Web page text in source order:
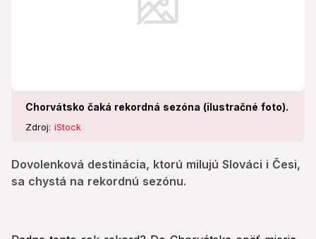
Chorvátsko čaká rekordná sezóna (ilustračné foto).
Zdroj: iStock
Dovolenková destinácia, ktorú milujú Slováci i Česi,
sa chystá na rekordnú sezónu.